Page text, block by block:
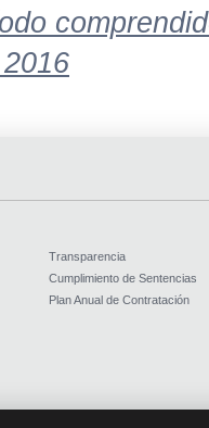
Transparencia
Cumplimiento de Sentencias
Plan Anual de Contratación